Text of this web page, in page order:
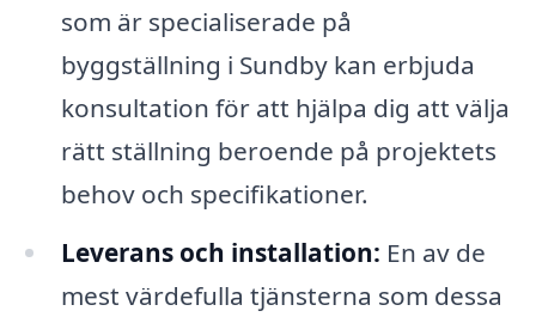
som är specialiserade på
byggställning i Sundby kan erbjuda
konsultation för att hjälpa dig att välja
rätt ställning beroende på projektets
behov och specifikationer.
Leverans och installation: En av de
mest värdefulla tjänsterna som dessa